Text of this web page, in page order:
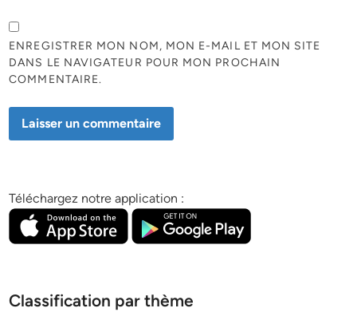
ENREGISTRER MON NOM, MON E-MAIL ET MON SITE
DANS LE NAVIGATEUR POUR MON PROCHAIN
COMMENTAIRE.
Téléchargez notre application :
Classification par thème